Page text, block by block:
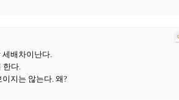
세배차이난다.
한다.
지는 않는다. 왜?